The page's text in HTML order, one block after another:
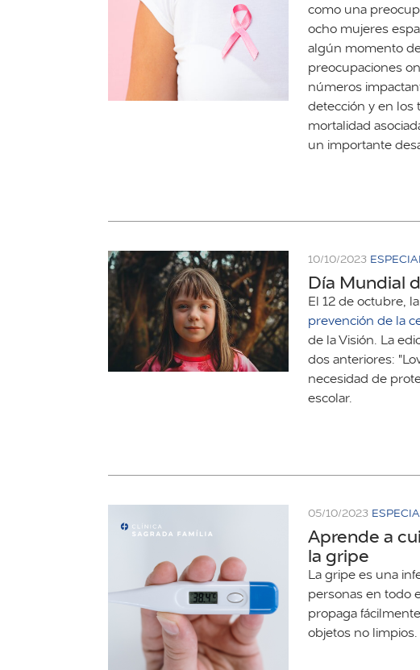
como una
ocho mujeres
algún momento
preocupaciones
números
detección y en los
mortalidad
un importante
10/10/2023
Día Mundial
El 12 de octubre,
prevención de la
de la Visión. La
dos anteriores:
necesidad de
escolar.
05/10/2023
Aprende a
la gripe
La gripe es una
personas en todo
propaga
objetos no limpios.